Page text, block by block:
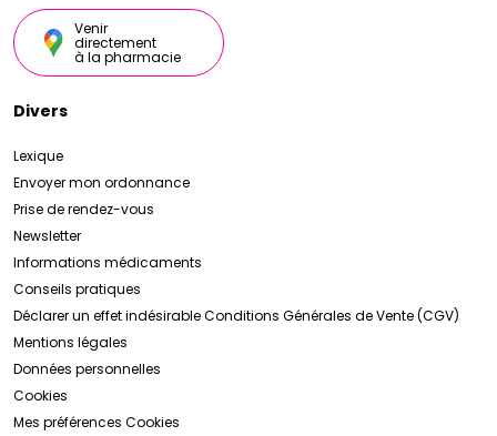
Venir
directement
à la pharmacie
Divers
Lexique
Envoyer mon ordonnance
Prise de rendez-vous
Newsletter
Informations médicaments
Conseils pratiques
Déclarer un effet indésirableConditions Générales de Vente (CGV)
Mentions légales
Données personnelles
Cookies
Mes préférences Cookies